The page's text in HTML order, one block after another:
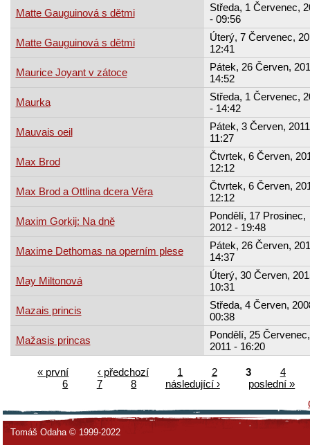
Matte Gauguinová s dětmi
Středa, 1 Červenec,
- 09:56
Matte Gauguinová s dětmi
Úterý, 7 Červenec,
12:41
Maurice Joyant v zátoce
Pátek, 26 Červen,
14:52
Maurka
Středa, 1 Červenec,
- 14:42
Mauvais oeil
Pátek, 3 Červen,
11:27
Max Brod
Čtvrtek, 6 Červen,
12:12
Max Brod a Ottlina dcera Věra
Čtvrtek, 6 Červen,
12:12
Maxim Gorkij: Na dně
Pondělí, 17 Prosinec,
2012 - 19:48
Maxime Dethomas na operním plese
Pátek, 26 Červen,
14:37
May Miltonová
Úterý, 30 Červen,
10:31
Mazais princis
Středa, 4 Červen,
00:38
Mažasis princas
Pondělí, 25 Červenec,
2011 - 16:20
« první ‹ předchozí 1 2 3
4
6
7 8 následující ›
poslední »
Tomáš Odaha © 1999-2022